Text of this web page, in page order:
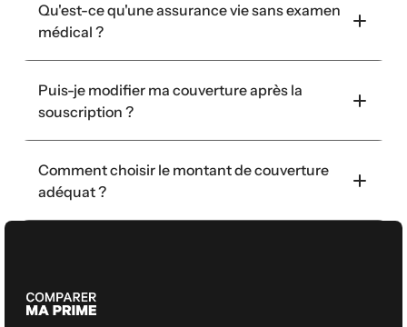
Qu'est-ce qu'une assurance vie sans examen
médical ?
Puis-je modifier ma couverture après la
souscription ?
Comment choisir le montant de couverture
adéquat ?